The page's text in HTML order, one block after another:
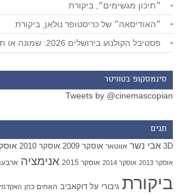
״תיכון מגשימים״, ביקורת
״האודיסאה״ של כריסטופר נולאן, ביקורת
פסטיבל הקולנוע בירושלים 2026: שמונה או תשע המלצות
סינמסקופ בטוויטר
Tweets by @cinemascopian
תגים
3D אבי נשר אווטאר אוסקר 2009 אוסקר 2010 אוסקר
אוסקר 2013 אוסקר 2014 אוסקר 2015 אנימציה
ביקורת גיבורי על דוקאביב האחים כהן